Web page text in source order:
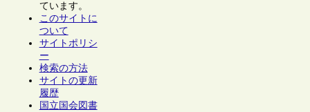
ています。
このサイトに
ついて
サイトポリシ
ー
検索の方法
サイトの更新
履歴
国立国会図書